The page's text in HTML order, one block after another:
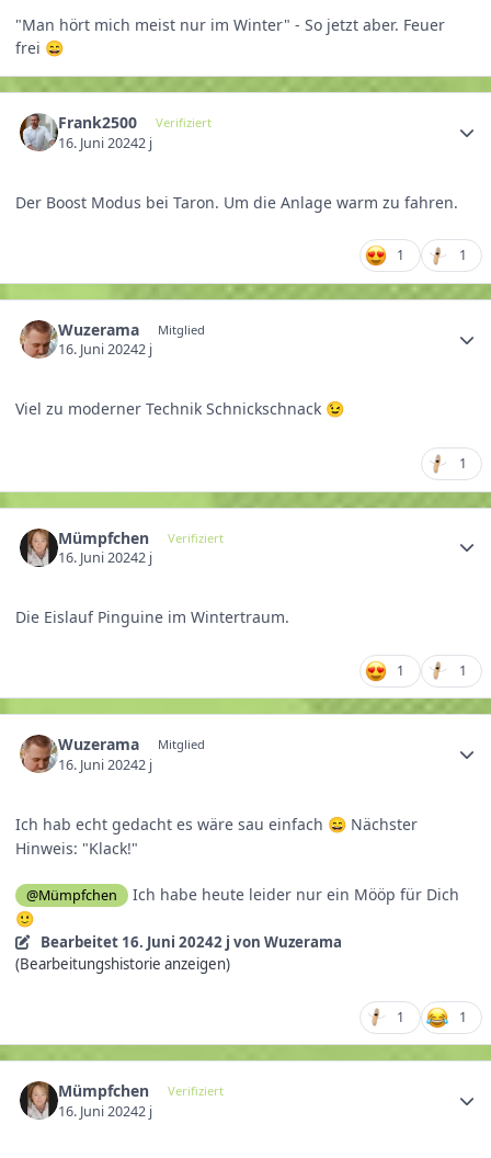
"Man hört mich meist nur im Winter" - So jetzt aber. Feuer
frei 😄
Frank2500 Verifiziert
16. Juni 20242 j
Der Boost Modus bei Taron. Um die Anlage warm zu fahren.
1 1
Wuzerama Mitglied
16. Juni 20242 j
Viel zu moderner Technik Schnickschnack 😉
1
Mümpfchen Verifiziert
16. Juni 20242 j
Die Eislauf Pinguine im Wintertraum.
1 1
Wuzerama Mitglied
16. Juni 20242 j
Ich hab echt gedacht es wäre sau einfach 😄 Nächster
Hinweis: "Klack!"
@Mümpfchen Ich habe heute leider nur ein Mööp für Dich
🙂
Bearbeitet 16. Juni 20242 j von Wuzerama
(Bearbeitungshistorie anzeigen)
1 1
Mümpfchen Verifiziert
16. Juni 20242 j